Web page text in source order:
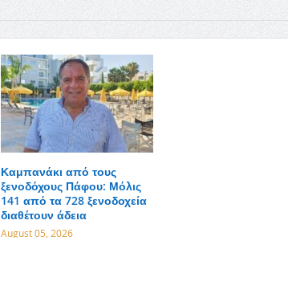
Καμπανάκι από τους
ξενοδόχους Πάφου: Μόλις
141 από τα 728 ξενοδοχεία
διαθέτουν άδεια
August 05, 2026